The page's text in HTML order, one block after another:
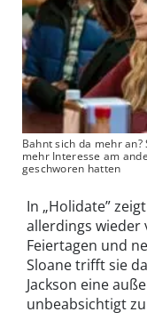
Bahnt sich da mehr an?
mehr Interesse am
geschworen hatten
In „Holidate”
allerdings wieder
Feiertagen und
Sloane trifft sie
Jackson eine
unbeabsichtigt